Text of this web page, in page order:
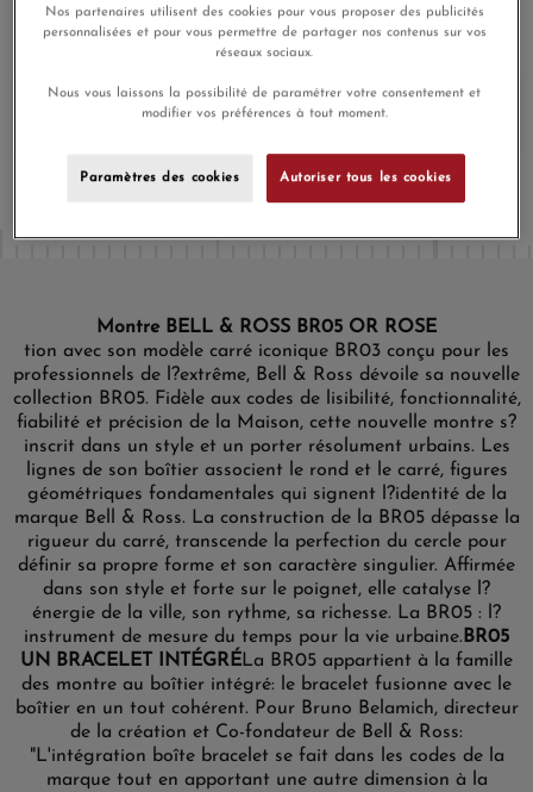
Paiement sécurisé
Satisfait ou
remboursé
En achetant ce produit vous gagnerez777,00 €grâce à notre
programme de fidélité.
Montre BELL & ROSS BR05 OR ROSE
tion avec son modèle carré iconique BR03 conçu pour les
professionnels de l?extrême, Bell & Ross dévoile sa nouvelle
collection BR05. Fidèle aux codes de lisibilité, fonctionnalité,
fiabilité et précision de la Maison, cette nouvelle montre s?
inscrit dans un style et un porter résolument urbains. Les
lignes de son boîtier associent le rond et le carré, figures
géométriques fondamentales qui signent l?identité de la
marque Bell & Ross. La construction de la BR05 dépasse la
rigueur du carré, transcende la perfection du cercle pour
définir sa propre forme et son caractère singulier. Affirmée
dans son style et forte sur le poignet, elle catalyse l?
énergie de la ville, son rythme, sa richesse. La BR05 : l?
instrument de mesure du temps pour la vie urbaine. BR05
UN BRACELET INTÉGRÉLa BR05 appartient à la famille
des montre au boîtier intégré: le bracelet fusionne avec le
boîtier en un tout cohérent. Pour Bruno Belamich, directeur
de la création et Co-fondateur de Bell & Ross:
"L'intégration boîte bracelet se fait dans les codes de la
marque tout en apportant une autre dimension à la
Nos partenaires utilisent des cookies pour vous proposer des publicités
personnalisées et pour vous permettre de partager nos contenus sur vos
réseaux sociaux.
Nous vous laissons la possibilité de paramétrer votre consentement et
modifier vos préférences à tout moment.
Paramètres des cookies Autoriser tous les cookies